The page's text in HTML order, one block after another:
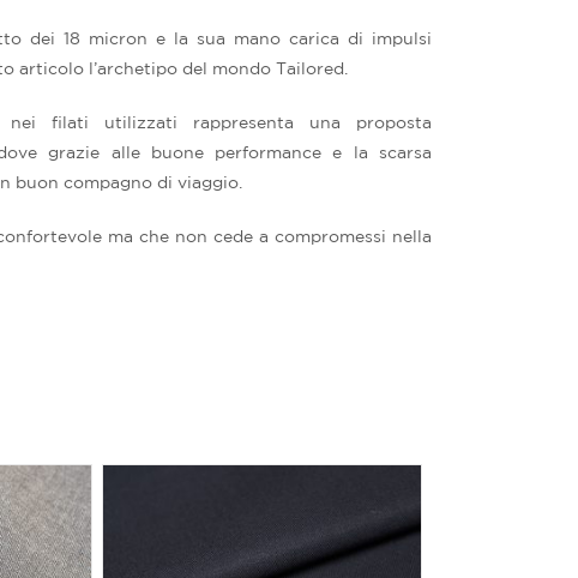
dei 18 micron e la sua mano carica di impulsi
articolo l’archetipo del mondo Tailored.
nei filati utilizzati rappresenta una proposta
grazie alle buone performance e la scarsa
buon compagno di viaggio.
ma che non cede a compromessi nella